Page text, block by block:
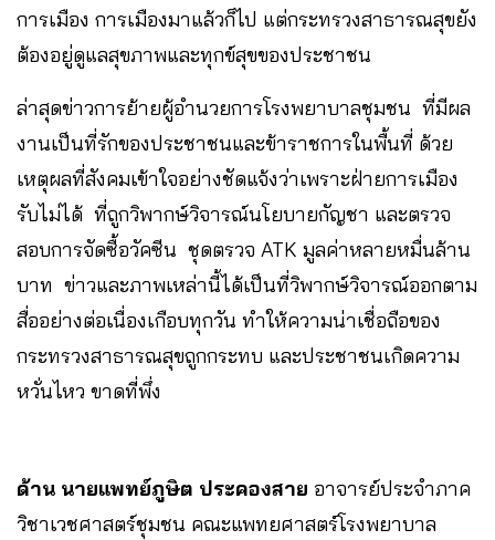
การเมือง การเมืองมาแล้วก็ไป แต่กระทรวงสาธารณสุขยัง
ต้องอยู่ดูแลสุขภาพและทุกข์สุขของประชาชน
ล่าสุดข่าวการย้ายผู้อำนวยการโรงพยาบาลชุมชน ที่มีผล
งานเป็นที่รักของประชาชนและข้าราชการในพื้นที่ ด้วย
เหตุผลที่สังคมเข้าใจอย่างชัดแจ้งว่าเพราะฝ่ายการเมือง
รับไม่ได้ ที่ถูกวิพากษ์วิจารณ์นโยบายกัญชา และตรวจ
สอบการจัดซื้อวัคซีน ชุดตรวจ ATK มูลค่าหลายหมื่นล้าน
บาท ข่าวและภาพเหล่านี้ได้เป็นที่วิพากษ์วิจารณ์ออกตาม
สื่ออย่างต่อเนื่องเกือบทุกวัน ทำให้ความน่าเชื่อถือของ
กระทรวงสาธารณสุขถูกกระทบ และประชาชนเกิดความ
หวั่นไหว ขาดที่พึ่ง
ด้าน นายแพทย์ภูษิต ประคองสาย อาจารย์ประจำภาค
วิชาเวชศาสตร์ชุมชน คณะแพทยศาสตร์โรงพยาบาล